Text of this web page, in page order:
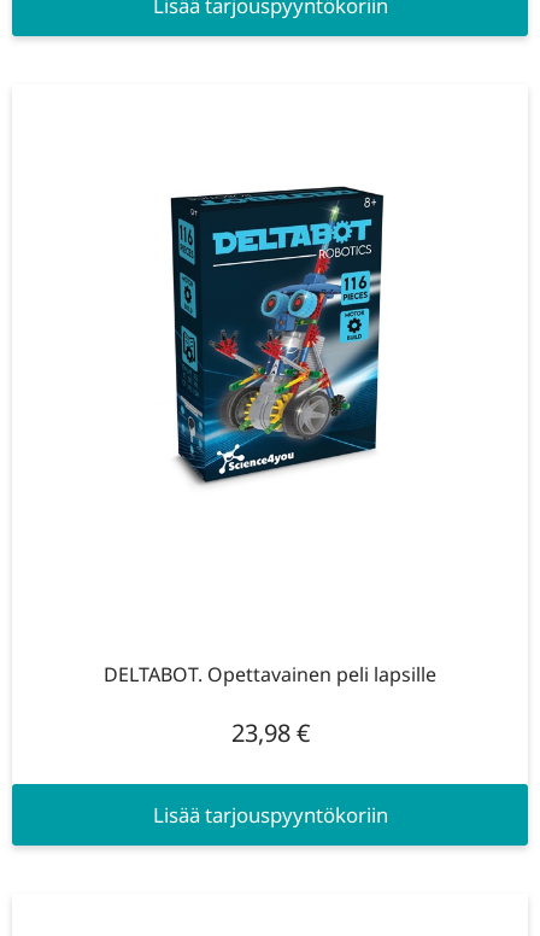
Lisää tarjouspyyntökoriin
DELTABOT. Opettavainen peli lapsille
23,98€
Lisää tarjouspyyntökoriin